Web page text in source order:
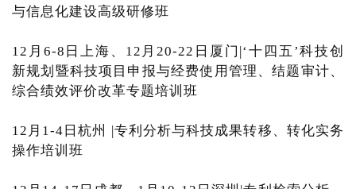
与信息化建设高级研修班
12月6-8日上海、12月20-22日厦门|‘十四五’科技创
新规划暨科技项目申报与经费使用管理、结题审计、
综合绩效评价改革专题培训班
12月1-4日杭州 |专利分析与科技成果转移、转化实务
操作培训班